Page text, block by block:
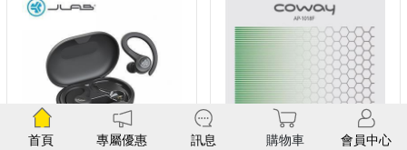
首頁 專屬優惠 訊息 購物車 會員中心